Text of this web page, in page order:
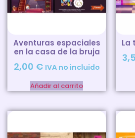
Aventuras espaciales
en la casa de la bruja
2,00 € IVA no incluido
Añadir al carrito
La